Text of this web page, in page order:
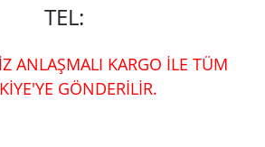
TEL:
ANLAŞMALI KARGO İLE TÜM
GÖNDERİLİR.